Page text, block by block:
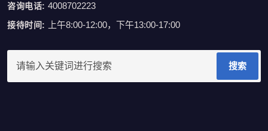
咨询电话: 4008702223
接待时间: 上午8:00-12:00，下午13:00-17:00
搜索